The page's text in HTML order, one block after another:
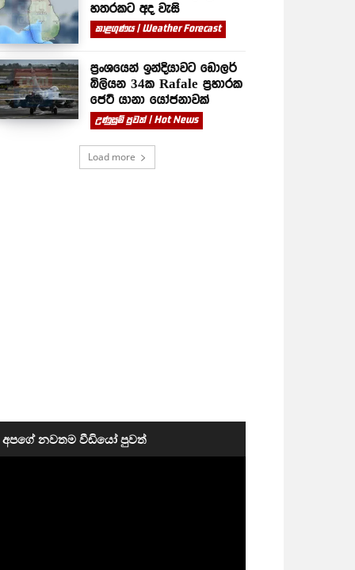
හතරකට අද වැසි
කාළගුණය | Weather Forecast
ප්‍රංශයෙන් ඉන්දියාවට ඩොලර්
බිලියන 34ක Rafale ප්‍රහාරක
ජෙට් යානා යෝජනාවක්
උණුසුම් පුවත් | Hot News
Load more
අපගේ නවතම වීඩියෝ පුවත්